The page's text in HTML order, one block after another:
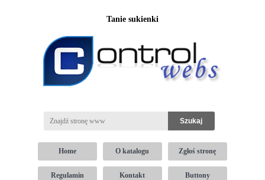
Tanie sukienki
Home O katalogu Zgłoś stronę
Regulamin Kontakt Buttony